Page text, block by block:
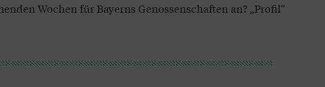
Wochen für Bayerns Genossenschaften an? „Profil“